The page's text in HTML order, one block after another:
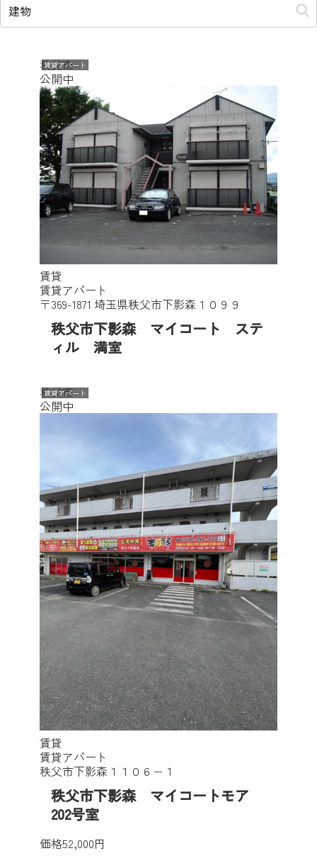
秩父市
公開中
賃貸アパート
賃貸
賃貸アパート
〒369-1871 埼玉県秩父市下影森１０９９
秩父市下影森 マイコート ステ
ィル 満室
秩父市
公開中
賃貸アパート
賃貸
賃貸アパート
秩父市下影森１１０６−１
秩父市下影森 マイコートモア
202号室
価格52,000円